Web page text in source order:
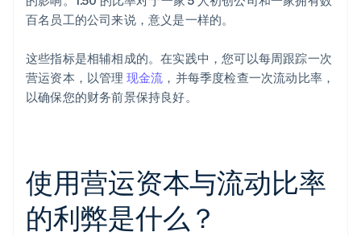
百名员工的公司来说，意义是一样的。
这些指标是相辅相成的。在实践中，您可以每周跟踪一次
营运资本，以管理 现金流 ，并每季度检查一次流动比率，
以确保您的财务前景保持良好。
使用营运资本与流动比率
的利弊是什么？